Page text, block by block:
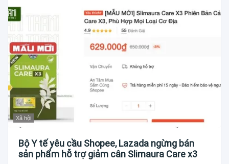
Xã hội
Bộ Y tế yêu cầu Shopee, Lazada ngừng bán
sản phẩm hỗ trợ giảm cân Slimaura Care x3